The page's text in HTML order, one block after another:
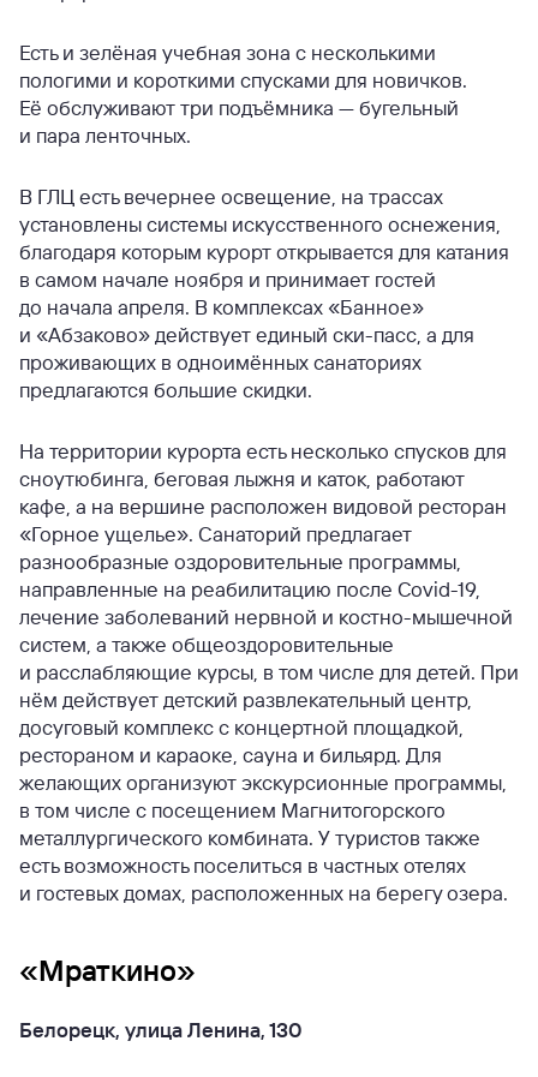
Есть и зелёная учебная зона с несколькими
пологими и короткими спусками для новичков.
Её обслуживают три подъёмника — бугельный
и пара ленточных.
В ГЛЦ есть вечернее освещение, на трассах
установлены системы искусственного оснежения,
благодаря которым курорт открывается для катания
в самом начале ноября и принимает гостей
до начала апреля. В комплексах «Банное»
и «Абзаково» действует единый ски-пасс, а для
проживающих в одноимённых санаториях
предлагаются большие скидки.
На территории курорта есть несколько спусков для
сноутюбинга, беговая лыжня и каток, работают
кафе, а на вершине расположен видовой ресторан
«Горное ущелье». Санаторий предлагает
разнообразные оздоровительные программы,
направленные на реабилитацию после Covid-19,
лечение заболеваний нервной и костно-мышечной
систем, а также общеоздоровительные
и расслабляющие курсы, в том числе для детей. При
нём действует детский развлекательный центр,
досуговый комплекс с концертной площадкой,
рестораном и караоке, сауна и бильярд. Для
желающих организуют экскурсионные программы,
в том числе с посещением Магнитогорского
металлургического комбината. У туристов также
есть возможность поселиться в частных отелях
и гостевых домах, расположенных на берегу озера.
«Мраткино»
Белорецк, улица Ленина, 130